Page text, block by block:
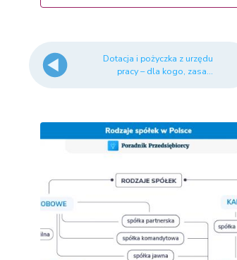
Dotacja i pożyczka z urzędu
pracy – dla kogo, zasa...